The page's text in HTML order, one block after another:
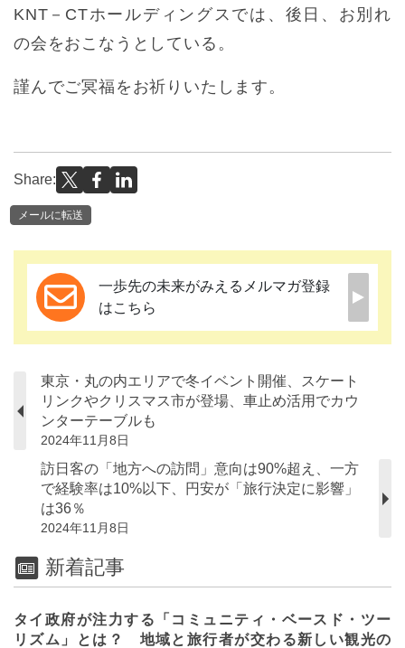
KNT－CTホールディングスでは、後日、お別れ
の会をおこなうとしている。
謹んでご冥福をお祈りいたします。
Share:
メールに転送
一歩先の未来がみえるメルマガ登録
はこちら
東京・丸の内エリアで冬イベント開催、スケート
リンクやクリスマス市が登場、車止め活用でカウ
ンターテーブルも
2024年11月8日
訪日客の「地方への訪問」意向は90%超え、一方
で経験率は10%以下、円安が「旅行決定に影響」
は36％
2024年11月8日
新着記事
タイ政府が注力する「コミュニティ・ベースド・ツー
リズム」とは？ 地域と旅行者が交わる新しい観光の